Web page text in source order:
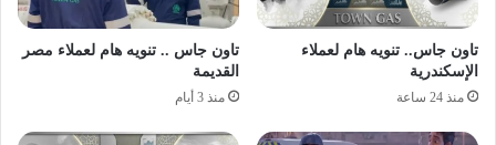
تاون جاس.. تنويه هام لعملاء
الإسكندرية
منذ 24 ساعة
تاون جاس .. تنويه هام لعملاء مصر
القديمة
منذ 3 أيام